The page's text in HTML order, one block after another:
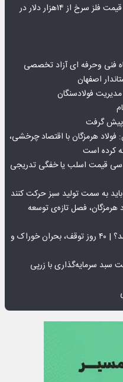
تداوم صعود مس در بازارهای جهانی؛ قیمت فلز سرخ از ۱۴هزار دلار در
فنی وحرفه ای آزاد تخصصی
اصفهان
فولادسنگان
پیش گرفت
هرمزگان با اقتصاد چرخشی،
کرده است
بورس کالا؛ مهندسی قیمت اسلب یا خفگی تدریجی
به سمت تولید سبز حرکت کنند
هرمزگان، فصل تازه‌ی توسعه
افق ۱۵ میلیون تنی فولاد سنگان چه شد؟ | ۴۰ روز توقف، بحران خوراک و
سبد سرمایه‌گذاری با زرپی